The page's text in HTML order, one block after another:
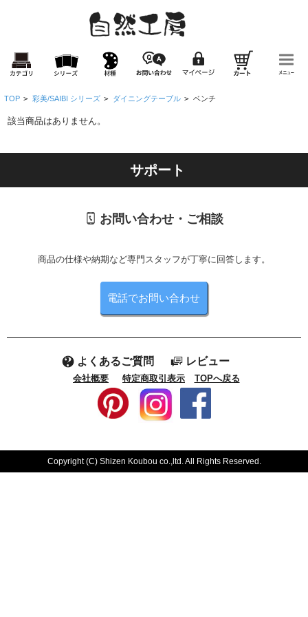
TOP > 彩美/SAIBI シリーズ > ダイニングテーブル > ベンチ
該当商品はありません。
サポート
お問い合わせ・ご相談
商品の仕様や納期など専門スタッフが丁寧に回答します。
電話でお問い合わせ
よくあるご質問 レビュー
会社概要 特定商取引表示 TOPへ戻る
Copyright (C) Shizen Koubou co.,ltd. All Rights Reserved.